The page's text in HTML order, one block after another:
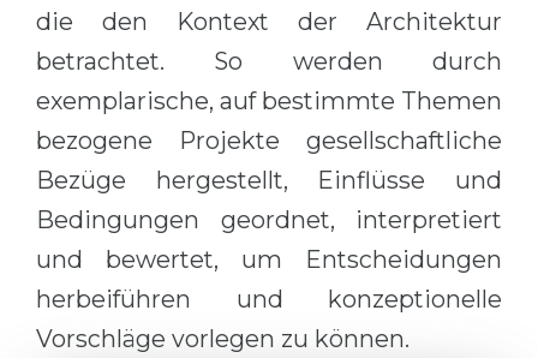
die den Kontext der Architektur
betrachtet. So werden durch
exemplarische, auf bestimmte Themen
bezogene Projekte gesellschaftliche
Bezüge hergestellt, Einflüsse und
Bedingungen geordnet, interpretiert
und bewertet, um Entscheidungen
herbeiführen und konzeptionelle
Vorschläge vorlegen zu können.